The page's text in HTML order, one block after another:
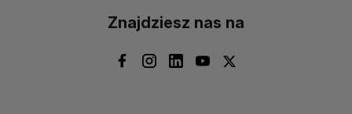
Znajdziesz nas na